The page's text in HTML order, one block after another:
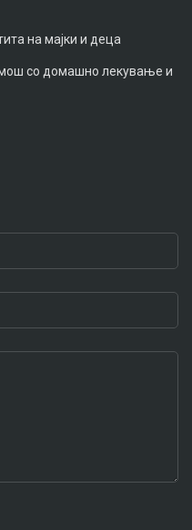
на мајки и деца
со домашно лекување и